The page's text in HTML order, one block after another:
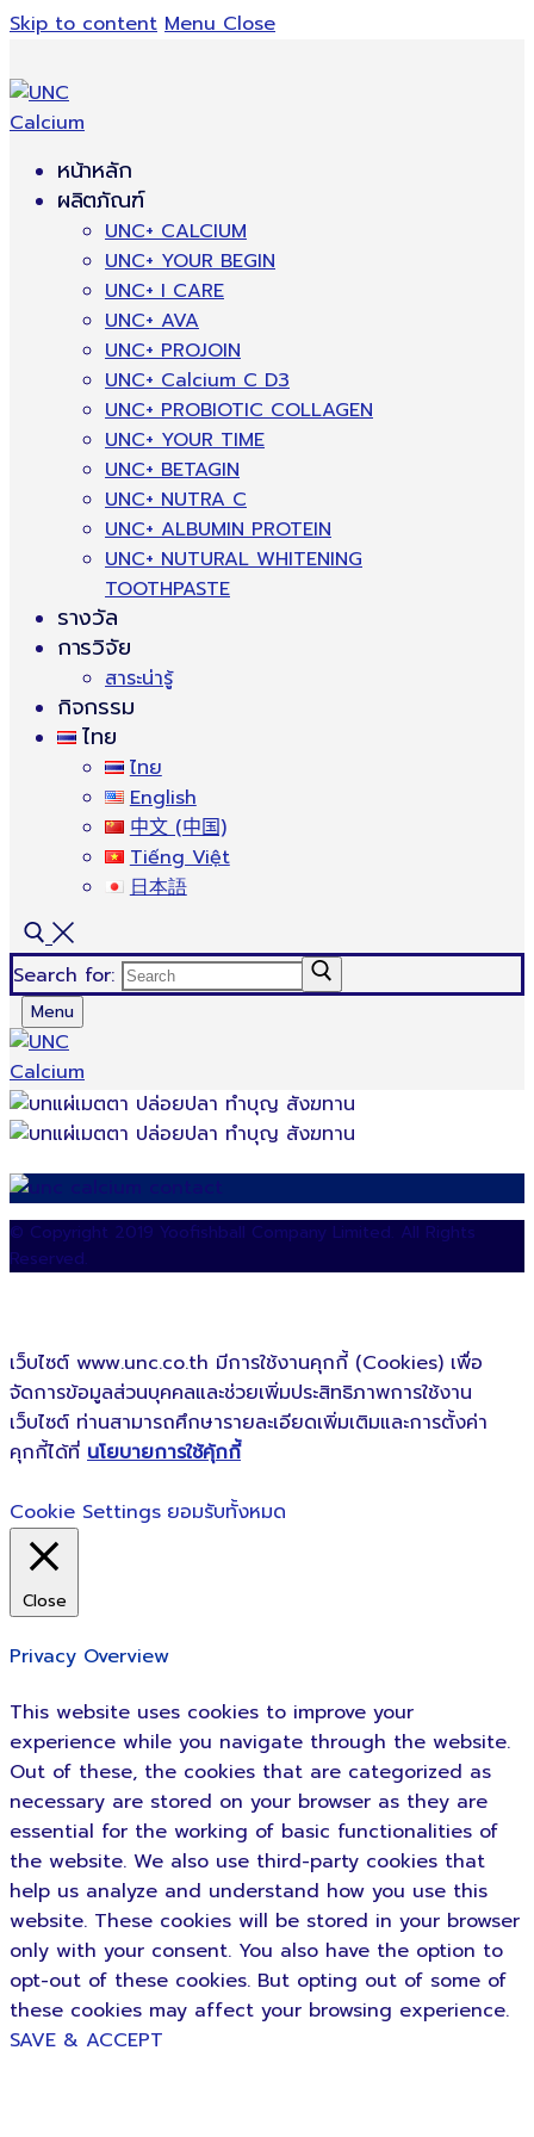
Skip to content Menu Close
หน้าหลัก
ผลิตภัณฑ์
UNC+ CALCIUM
UNC+ YOUR BEGIN
UNC+ I CARE
UNC+ AVA
UNC+ PROJOIN
UNC+ Calcium C D3
UNC+ PROBIOTIC COLLAGEN
UNC+ YOUR TIME
UNC+ BETAGIN
UNC+ NUTRA C
UNC+ ALBUMIN PROTEIN
UNC+ NUTURAL WHITENING
TOOTHPASTE
รางวัล
การวิจัย
สาระน่ารู้
กิจกรรม
ไทย
ไทย
English
中文 (中国)
Tiếng Việt
日本語
Search for:
Menu
© Copyright 2019 Yoofishball Company Limited. All Rights
Reserved.
เว็บไซต์ www.unc.co.th มีการใช้งานคุกกี้ (Cookies) เพื่อ
จัดการข้อมูลส่วนบุคคลและช่วยเพิ่มประสิทธิภาพการใช้งาน
เว็บไซต์ ท่านสามารถศึกษารายละเอียดเพิ่มเติมและการตั้งค่า
คุกกี้ได้ที่ นโยบายการใช้คุ้กกี้
Cookie Settings ยอมรับทั้งหมด
Close
Privacy Overview
This website uses cookies to improve your
experience while you navigate through the website.
Out of these, the cookies that are categorized as
necessary are stored on your browser as they are
essential for the working of basic functionalities of
the website. We also use third-party cookies that
help us analyze and understand how you use this
website. These cookies will be stored in your browser
only with your consent. You also have the option to
opt-out of these cookies. But opting out of some of
these cookies may affect your browsing experience.
SAVE & ACCEPT